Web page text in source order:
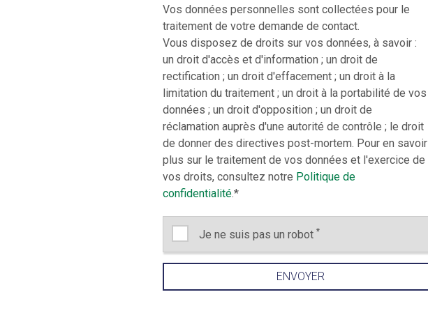
Vos données personnelles sont collectées pour le
traitement de votre demande de contact.
Vous disposez de droits sur vos données, à savoir :
un droit d'accès et d'information ; un droit de
rectification ; un droit d'effacement ; un droit à la
limitation du traitement ; un droit à la portabilité de vos
données ; un droit d'opposition ; un droit de
réclamation auprès d'une autorité de contrôle ; le droit
de donner des directives post-mortem. Pour en savoir
plus sur le traitement de vos données et l'exercice de
vos droits, consultez notre Politique de
confidentialité.*
Je ne suis pas un robot*